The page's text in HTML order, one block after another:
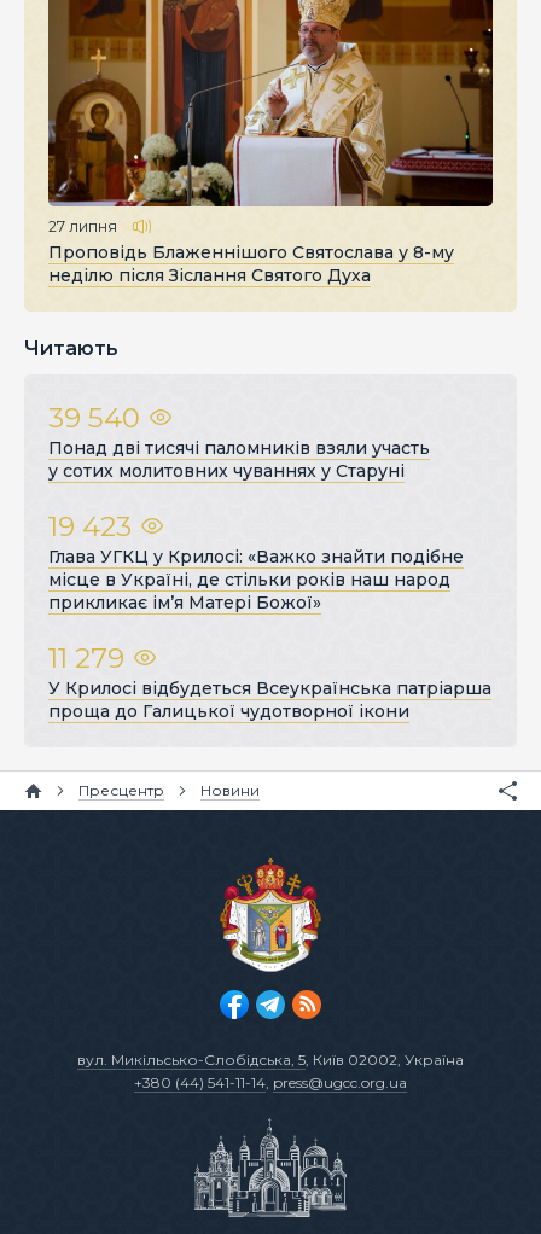
27 липня
Проповідь Блаженнішого Святослава у 8-му
неділю після Зіслання Святого Духа
Читають
39 540
Понад дві тисячі паломників взяли участь
у сотих молитовних чуваннях у Старуні
19 423
Глава УГКЦ у Крилосі: «Важко знайти подібне
місце в Україні, де стільки років наш народ
прикликає ім’я Матері Божої»
11 279
У Крилосі відбудеться Всеукраїнська патріарша
проща до Галицької чудотворної ікони
Пресцентр Новини
вул. Микільсько-Слобідська, 5, Київ 02002, Україна
+380 (44) 541-11-14, press@ugcc.org.ua